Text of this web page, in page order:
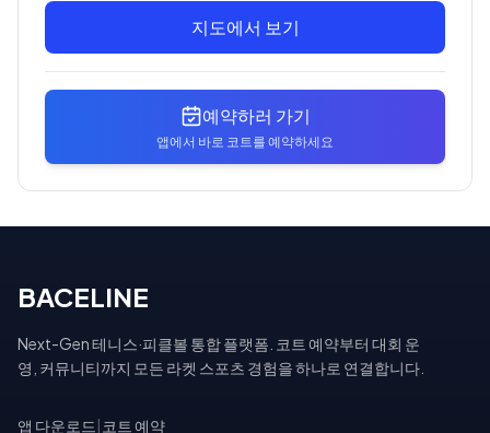
지도에서 보기
예약하러 가기
앱에서 바로 코트를 예약하세요
BACELINE
Next-Gen 테니스·피클볼 통합 플랫폼. 코트 예약부터 대회 운
영, 커뮤니티까지 모든 라켓 스포츠 경험을 하나로 연결합니다.
앱 다운로드 코트 예약